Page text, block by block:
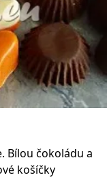
Bílou čokoládu a
košíčky